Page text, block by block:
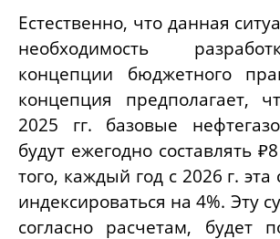
Естественно, что данная
необходимость
концепции бюджетного
концепция предполагает,
2025 гг. базовые
будут ежегодно составлять
того, каждый год с 2026 г. эта
индексироваться на 4%. Эту
согласно расчетам, будет